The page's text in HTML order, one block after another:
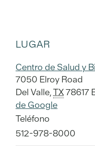
LUGAR
Centro de Salud y
7050 Elroy Road
Del Valle,TX78617
de Google
Teléfono
512-978-8000